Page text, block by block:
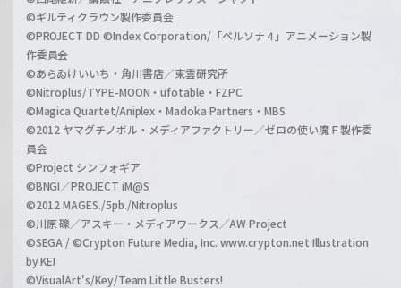
©ギルティクラウン製作委員会
©PROJECT DD ©Index Corporation/「ペルソナ４」アニメーション製
作委員会
©あらゐけいいち・角川書店／東雲研究所
©Nitroplus/TYPE-MOON・ufotable・FZPC
©Magica Quartet/Aniplex・Madoka Partners・MBS
©2012 ヤマグチノボル・メディアファクトリー／ゼロの使い魔Ｆ製作委
員会
©Project シンフォギア
©BNGI／PROJECT iM@S
©2012 MAGES./5pb./Nitroplus
©川原 礫／アスキー・メディアワークス／AW Project
©SEGA / ©Crypton Future Media, Inc. www.crypton.net Illustration
by KEI
©VisualArt's/Key/Team Little Busters!